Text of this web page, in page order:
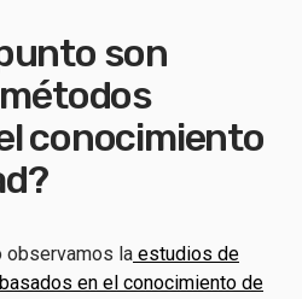
son
conocimiento
observamos la estudios de
en el conocimiento de